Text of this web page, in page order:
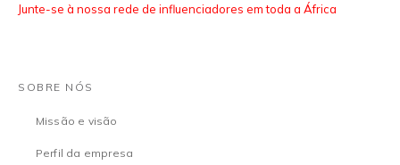
Junte-se à nossa rede de influenciadores em toda a África
SOBRE NÓS
Missão e visão
Perfil da empresa